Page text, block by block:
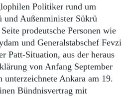
Politiker rund um
und Außenminister Sükrü
prodeutsche Personen wie
und Generalstabschef Fevzi
Patt-Situation, aus der heraus
von Anfang September
unterzeichnete Ankara am 19.
Bündnisvertrag mit